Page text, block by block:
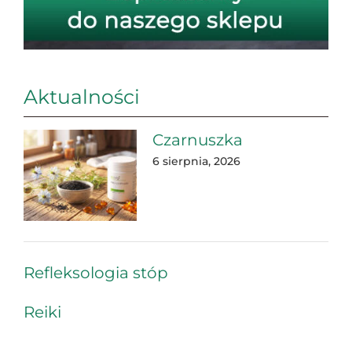
Aktualności
Czarnuszka
6 sierpnia, 2026
Refleksologia stóp
Reiki